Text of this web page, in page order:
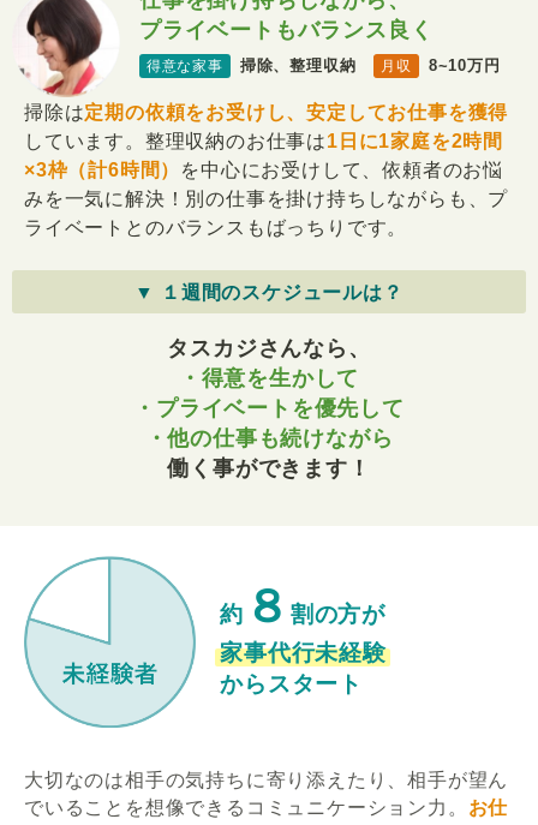
プライベートもバランス良く
得意な家事 掃除、整理収納 月収 8~10万円
掃除は定期の依頼をお受けし、安定してお仕事を獲得
しています。整理収納のお仕事は1日に1家庭を2時間
×3枠（計6時間）
を中心にお受けして、依頼者のお悩
みを一気に解決！別の仕事を掛け持ちしながらも、プ
ライベートとのバランスもばっちりです。
▼ １週間のスケジュールは？
タスカジさんなら、
・得意を生かして
・プライベートを優先して
・他の仕事も続けながら
働く事ができます！
約 ８ 割の方が
家事代行未経験
からスタート
大切なのは相手の気持ちに寄り添えたり、相手が望ん
でいることを想像できるコミュニケーション力。 お仕